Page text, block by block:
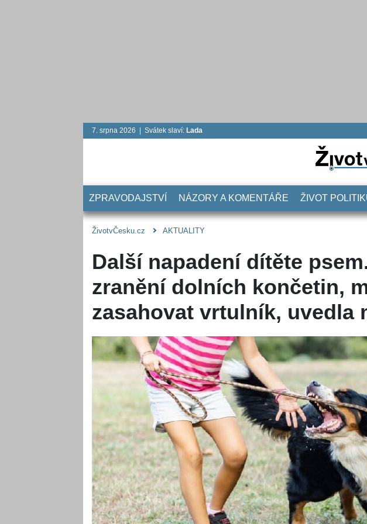
7. srpna 2026 | Svátek slaví: Lada
ZPRAVODAJSTVÍ NÁZORY A KOMENTÁŘE ŽIVOT
ŽivotvČesku.cz AKTUALITY
Další napadení dítěte
zranění dolních končetin,
zasahovat vrtulník, uvedla